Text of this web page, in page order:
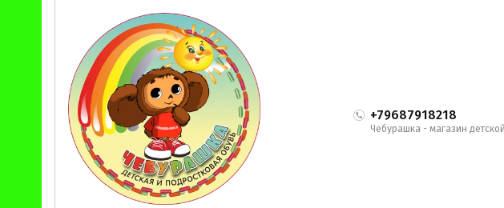
+79687918218
Чебурашка - магазин